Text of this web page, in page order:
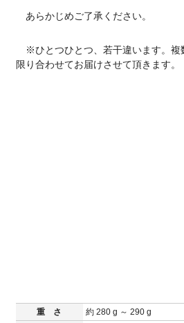
あらかじめご了承ください。
※ひとつひとつ、若干違います。複
限り合わせてお届けさせて頂きます。
重 さ
約 280 g ～ 290 g